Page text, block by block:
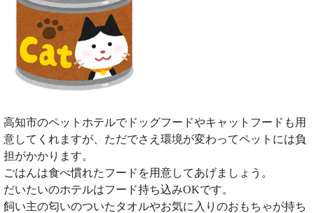
高知市のペットホテルでドッグフードやキャットフードも用
意してくれますが、ただでさえ環境が変わってペットには負
担がかかります。
ごはんは食べ慣れたフードを用意してあげましょう。
だいたいのホテルはフード持ち込みOKです。
飼い主の匂いのついたタオルやお気に入りのおもちゃが持ち